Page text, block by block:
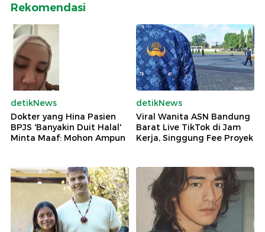
Rekomendasi
detikNews
Dokter yang Hina Pasien
BPJS 'Banyakin Duit Halal'
Minta Maaf: Mohon Ampun
detikNews
Viral Wanita ASN Bandung
Barat Live TikTok di Jam
Kerja, Singgung Fee Proyek